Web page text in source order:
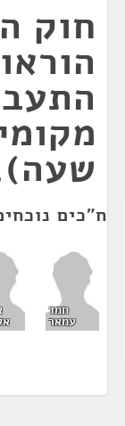
חוק
שעה),
ח"כים
חמד
עמאר